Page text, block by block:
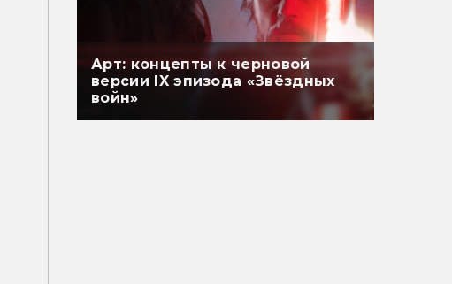
Арт: концепты к черновой
версии IX эпизода «Звёздных
войн»